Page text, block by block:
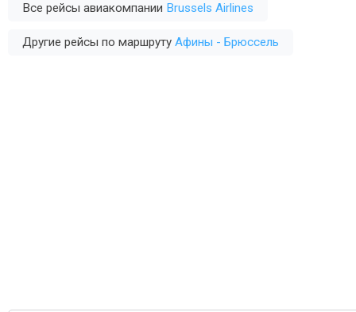
Все рейсы авиакомпании Brussels Airlines
Другие рейсы по маршруту Афины - Брюссель